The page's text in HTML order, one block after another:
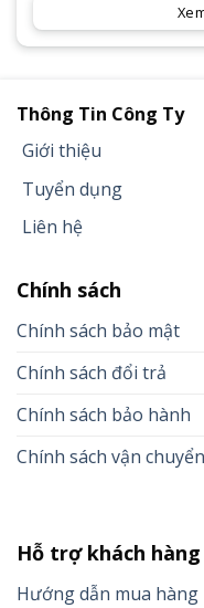
Thông Tin Công Ty
Giới thiệu
Tuyển dụng
Liên hệ
Chính sách
Chính sách bảo mật
Chính sách đổi trả
Chính sách bảo hành
Chính sách vận chuyển
Hỗ trợ khách hàng
Hướng dẫn mua hàng